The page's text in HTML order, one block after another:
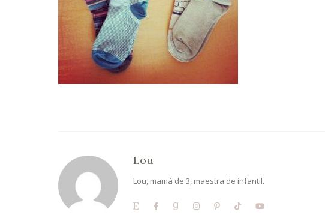
Lou
Lou, mamá de 3, maestra de infantil.